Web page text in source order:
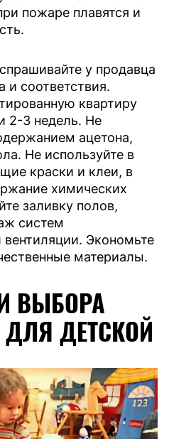
пожаре плавятся и
у продавца
и соответствия.
квартиру
2-3 недель. Не
ацетона,
Не используйте в
краски и клеи, в
химических
заливку полов,
систем
Экономьте
материалы.
ВЫБОРА
ДЕТСКОЙ